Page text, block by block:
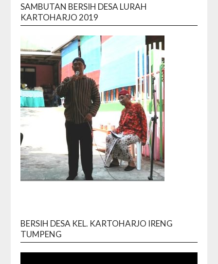
SAMBUTAN BERSIH DESA LURAH
KARTOHARJO 2019
BERSIH DESA KEL. KARTOHARJO IRENG
TUMPENG